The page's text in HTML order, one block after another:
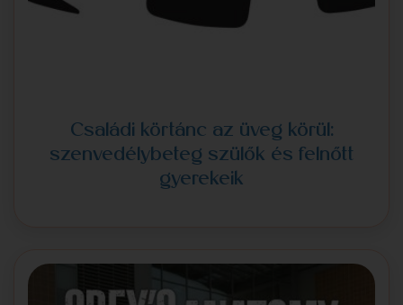
Családi körtánc az üveg körül:
szenvedélybeteg szülők és felnőtt
gyerekeik